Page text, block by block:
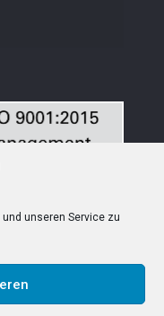
unseren Service zu